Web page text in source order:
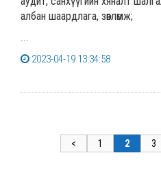
албан шаардлага, зөвлөмж;
...
2023-04-19 13:34:58
< 1 2 3